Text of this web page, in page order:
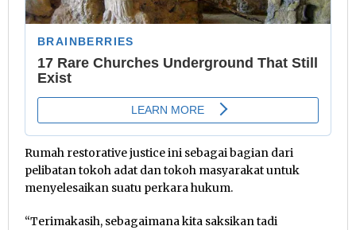
Rumah restorative justice ini sebagai bagian dari
pelibatan tokoh adat dan tokoh masyarakat untuk
menyelesaikan suatu perkara hukum.
“Terimakasih, sebagaimana kita saksikan tadi